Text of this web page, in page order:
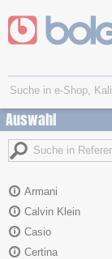
Auswahl
Armani
Calvin Klein
Casio
Certina